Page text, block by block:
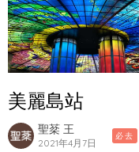
美麗島站
聖棻 王
2021年4月7日
必去